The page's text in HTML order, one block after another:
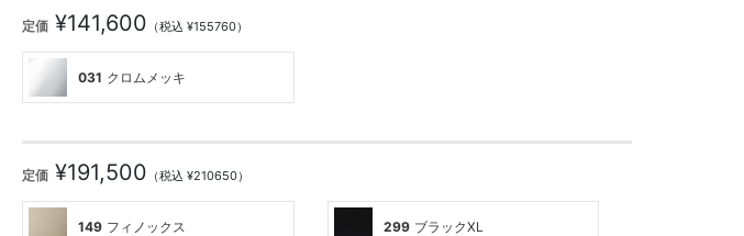
定価 ¥141,600 （税込 ¥155760）
031 クロムメッキ
定価 ¥191,500 （税込 ¥210650）
149 フィノックス 299 ブラックXL